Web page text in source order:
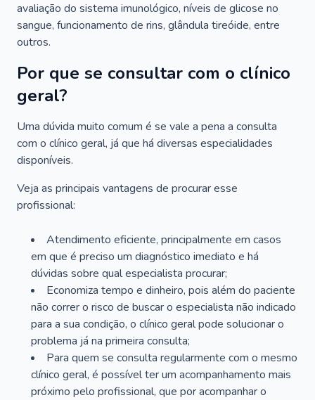
avaliação do sistema imunológico, níveis de glicose no
sangue, funcionamento de rins, glândula tireóide, entre
outros.
Por que se consultar com o clínico
geral?
Uma dúvida muito comum é se vale a pena a consulta
com o clínico geral, já que há diversas especialidades
disponíveis.
Veja as principais vantagens de procurar esse
profissional:
Atendimento eficiente, principalmente em casos
em que é preciso um diagnóstico imediato e há
dúvidas sobre qual especialista procurar;
Economiza tempo e dinheiro, pois além do paciente
não correr o risco de buscar o especialista não indicado
para a sua condição, o clínico geral pode solucionar o
problema já na primeira consulta;
Para quem se consulta regularmente com o mesmo
clínico geral, é possível ter um acompanhamento mais
próximo pelo profissional, que por acompanhar o